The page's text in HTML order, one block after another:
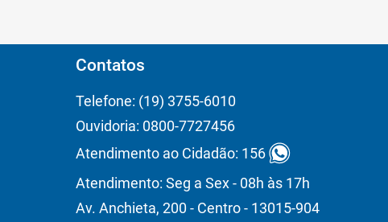
Contatos
Telefone: (19) 3755-6010
Ouvidoria: 0800-7727456
Atendimento ao Cidadão: 156
Atendimento: Seg a Sex - 08h às 17h
Av. Anchieta, 200 - Centro - 13015-904